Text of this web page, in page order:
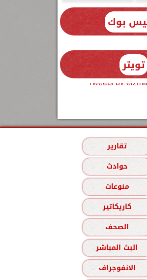
بوك
تويتر
Tweets by
تقارير
حوادث
منوعات
كاريكاتير
الصحف
البث المباشر
الانفوجراف